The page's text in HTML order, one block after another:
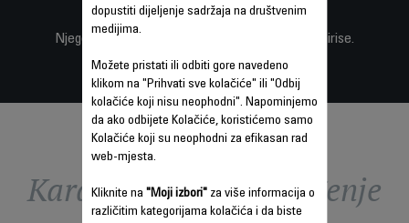
Njegov aktivni ugljeni filter smanjuje neugodne mirise.
Karakteristike - Poređenje
dopustiti dijeljenje sadržaja na društvenim
medijima.
Možete pristati ili odbiti gore navedeno
klikom na "Prihvati sve kolačiće" ili "Odbij
kolačiće koji nisu neophodni". Napominjemo
da ako odbijete Kolačiće, koristićemo samo
Kolačiće koji su neophodni za efikasan rad
web-mjesta.
Kliknite na "Moji izbori"za više informacija o
različitim kategorijama kolačića i da biste